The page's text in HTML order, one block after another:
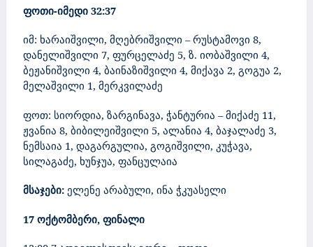
ფოთი-იმედი 32:37
იმ: ხარაიშვილი, მღებრიშვილი – რუსტამოვი 8,
დანელიშვილი 7, ფურცელაძე 5, ზ. იობაშვილი 4,
ბეჟანიშვილი 4, ბაინაზიშვილი 4, მიქავა 2, გოგუა 2,
მელაშვილი 1, მერკვილაძე
ფოთ: სიორდია, ზარგინავა, ჭანტურია – მიქაძე 11,
ჟვანია 8, ბიბილეიშვილი 5, ალანია 4, ბაჯალაძე 3,
ნემსაია 1, დაგარგულია, გოგიშვილი, კუჭავა,
სილაგაძე, ხუნჯუა, ფანცულაია
მსაჯები: ელენე არაბული, ინა ჭკუასელი
17 ოქტომბერი, ფინალი